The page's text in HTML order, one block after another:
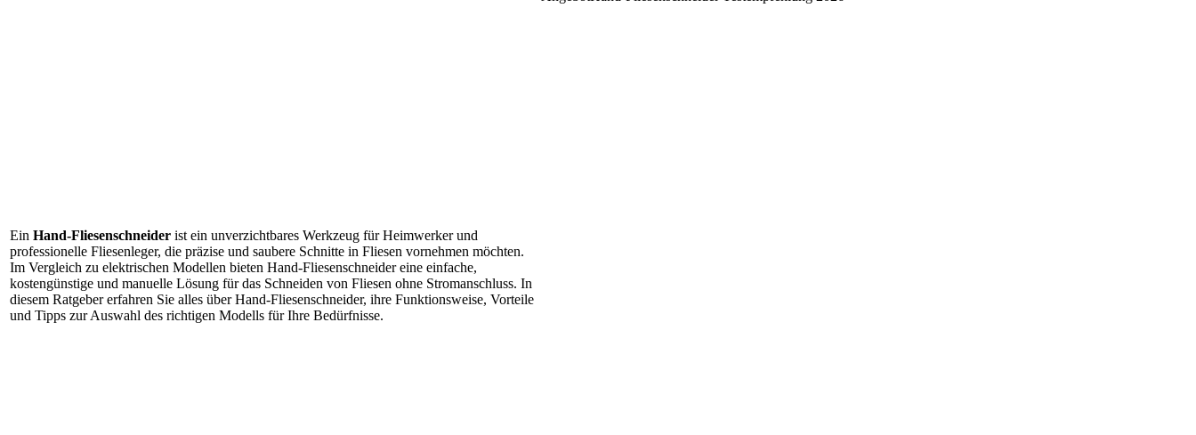
Ein Hand-Fliesenschneider ist ein unverzichtbares Werkzeug für Heimwerker und
professionelle Fliesenleger, die präzise und saubere Schnitte in Fliesen vornehmen möchten.
Im Vergleich zu elektrischen Modellen bieten Hand-Fliesenschneider eine einfache,
kostengünstige und manuelle Lösung für das Schneiden von Fliesen ohne Stromanschluss. In
diesem Ratgeber erfahren Sie alles über Hand-Fliesenschneider, ihre Funktionsweise, Vorteile
und Tipps zur Auswahl des richtigen Modells für Ihre Bedürfnisse.